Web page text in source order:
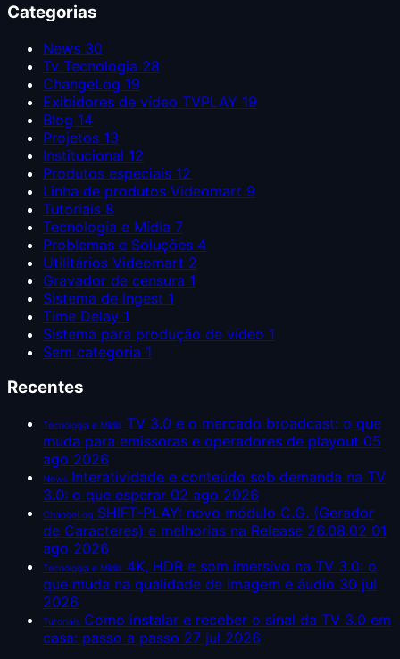
Categorias
News 30
Tv Tecnologia 28
ChangeLog 19
Exibidores de vídeo TVPLAY 19
Blog 14
Projetos 13
Institucional 12
Produtos especiais 12
Linha de produtos Videomart 9
Tutoriais 8
Tecnologia e Mídia 7
Problemas e Soluções 4
Utilitários Videomart 2
Gravador de censura 1
Sistema de Ingest 1
Time Delay 1
Sistema para produção de vídeo 1
Sem categoria 1
Recentes
Tecnologia e Mídia TV 3.0 e o mercado broadcast: o que
muda para emissoras e operadores de playout 05
ago 2026
News Interatividade e conteúdo sob demanda na TV
3.0: o que esperar 02 ago 2026
ChangeLog SHIFT-PLAY: novo módulo C.G. (Gerador
de Caracteres) e melhorias na Release 26.08.02 01
ago 2026
Tecnologia e Mídia 4K, HDR e som imersivo na TV 3.0: o
que muda na qualidade de imagem e áudio 30 jul
2026
Tutoriais Como instalar e receber o sinal da TV 3.0 em
casa: passo a passo 27 jul 2026